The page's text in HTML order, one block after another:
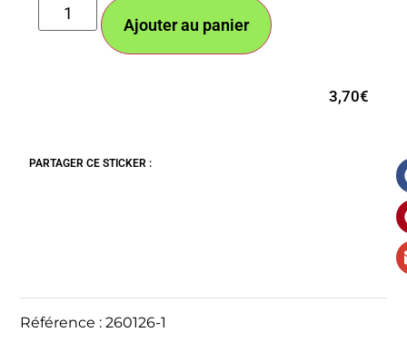
Ajouter au panier
3,70€
PARTAGER CE STICKER :
Référence : 260126-1